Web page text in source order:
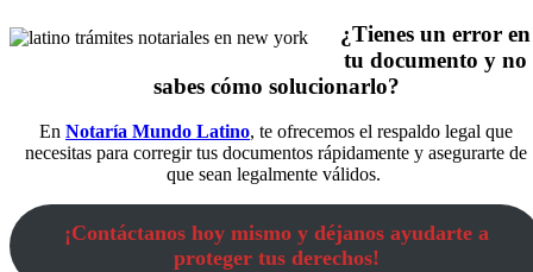
¿Tienes un error en
tu documento y no
sabes cómo solucionarlo?
En Notaría Mundo Latino, te ofrecemos el respaldo legal que
necesitas para corregir tus documentos rápidamente y asegurarte de
que sean legalmente válidos.
¡Contáctanos hoy mismo y déjanos ayudarte a
proteger tus derechos!